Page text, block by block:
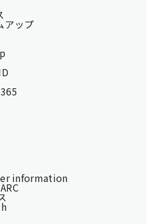
アップ
information